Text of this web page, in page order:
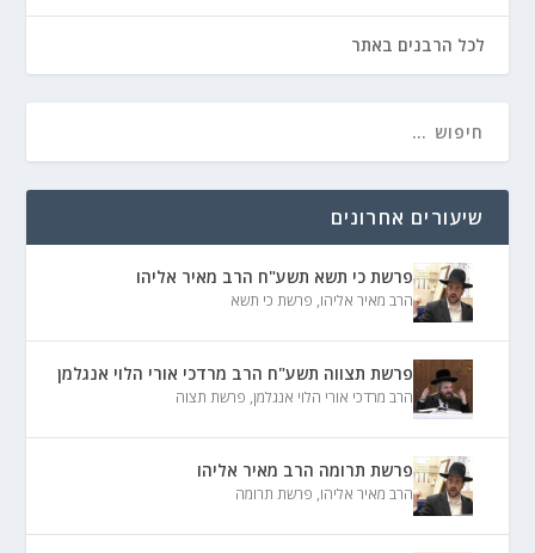
לכל הרבנים באתר
שיעורים אחרונים
פרשת כי תשא תשע"ח הרב מאיר אליהו
הרב מאיר אליהו, פרשת כי תשא
פרשת תצווה תשע"ח הרב מרדכי אורי הלוי אנגלמן
הרב מרדכי אורי הלוי אנגלמן, פרשת תצוה
פרשת תרומה הרב מאיר אליהו
הרב מאיר אליהו, פרשת תרומה